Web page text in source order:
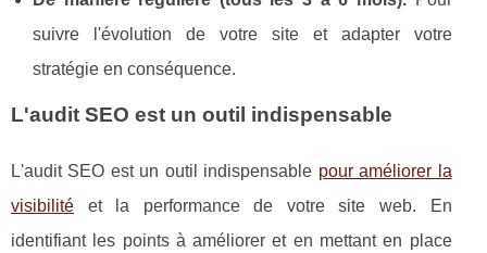
suivre l'évolution de votre site et adapter votre
stratégie en conséquence.
L'audit SEO est un outil indispensable
L'audit SEO est un outil indispensable pour améliorer la
visibilité et la performance de votre site web. En
identifiant les points à améliorer et en mettant en place